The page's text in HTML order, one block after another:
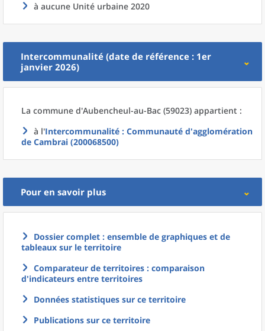
à aucune Unité urbaine 2020
Intercommunalité (date de référence : 1er
janvier 2026)
La commune d'Aubencheul-au-Bac (59023) appartient :
à l'Intercommunalité : Communauté d'agglomération
de Cambrai (200068500)
Pour en savoir plus
Dossier complet : ensemble de graphiques et de
tableaux sur le territoire
Comparateur de territoires : comparaison
d'indicateurs entre territoires
Données statistiques sur ce territoire
Publications sur ce territoire